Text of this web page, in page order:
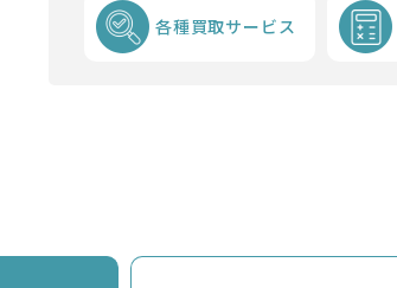
各種買取サービス